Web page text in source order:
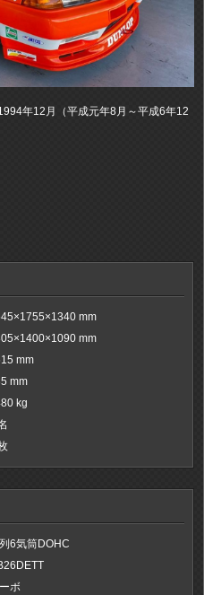
年12月（平成元年8月～平成6年12
mm
mm
mm
mm
kg
6気筒DOHC
ボ